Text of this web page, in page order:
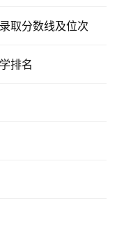
取分数线及位次
排名